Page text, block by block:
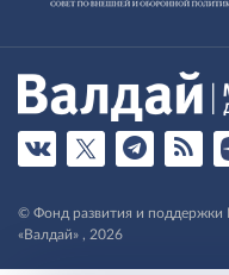
© Фонд развития и поддержки
«Валдай» , 2026